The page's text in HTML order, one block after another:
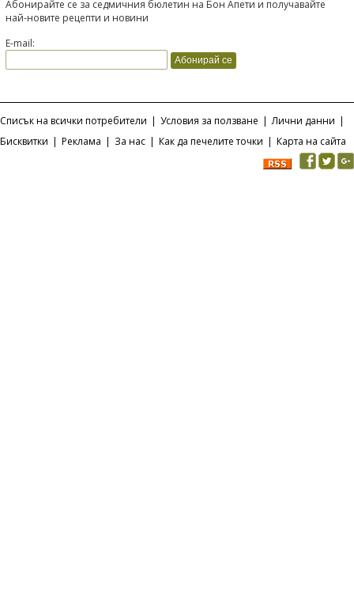
Абонирайте се за седмичния бюлетин на Бон Апети и получавайте
най-новите рецепти и новини
E-mail:
Списък на всички потребители | Условия за ползване | Лични данни |
Бисквитки | Реклама | За нас | Как да печелите точки | Карта на сайта